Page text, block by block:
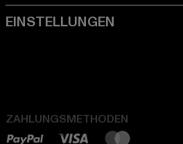
ZAHLUNGSMETHODEN